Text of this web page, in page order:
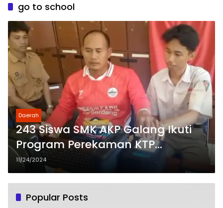
go to school
Daerah
243 Siswa SMK AKP Galang Ikuti
Program Perekaman KTP
Elektronik
11/24/2024
Popular Posts